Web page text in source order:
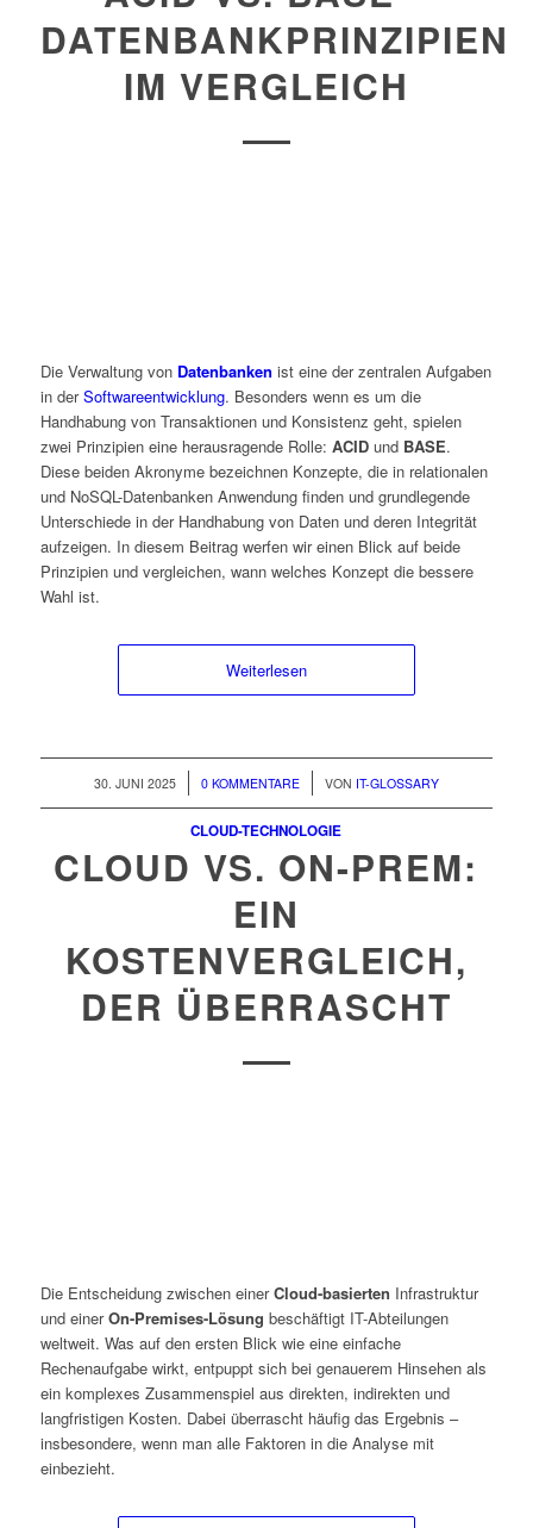
DATENBANKPRINZIPIEN
IM VERGLEICH
Die Verwaltung von Datenbanken ist eine der zentralen Aufgaben
in derSoftwareentwicklung. Besonders wenn es um die
Handhabung von Transaktionen und Konsistenz geht, spielen
zwei Prinzipien eine herausragende Rolle: ACIDund BASE.
Diese beiden Akronyme bezeichnen Konzepte, die in relationalen
und NoSQL-Datenbanken Anwendung finden und grundlegende
Unterschiede in der Handhabung von Daten und deren Integrität
aufzeigen. In diesem Beitrag werfen wir einen Blick auf beide
Prinzipien und vergleichen, wann welches Konzept die bessere
Wahl ist.
Weiterlesen
30. JUNI 2025
/ 0 KOMMENTARE
/ VON IT-GLOSSARY
CLOUD-TECHNOLOGIE
CLOUD VS. ON-PREM:
EIN
KOSTENVERGLEICH,
DER ÜBERRASCHT
Die Entscheidung zwischen einerCloud-basierten Infrastruktur
und einerOn-Premises-Lösung beschäftigt IT-Abteilungen
weltweit. Was auf den ersten Blick wie eine einfache
Rechenaufgabe wirkt, entpuppt sich bei genauerem Hinsehen als
ein komplexes Zusammenspiel aus direkten, indirekten und
langfristigen Kosten. Dabei überrascht häufig das Ergebnis –
insbesondere, wenn man alle Faktoren in die Analyse mit
einbezieht.